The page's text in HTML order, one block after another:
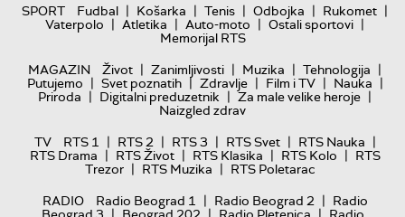
SPORT
Fudbal | Košarka | Tenis | Odbojka | Rukomet |
Vaterpolo | Atletika | Auto-moto | Ostali sportovi |
Memorijal RTS
MAGAZIN
Život | Zanimljivosti | Muzika | Tehnologija |
Putujemo | Svet poznatih | Zdravlje | Film i TV | Nauka |
Priroda | Digitalni preduzetnik | Za male velike heroje |
Naizgled zdrav
TV
RTS 1 | RTS 2 | RTS 3 | RTS Svet | RTS Nauka |
RTS Drama | RTS Život | RTS Klasika | RTS Kolo | RTS
Trezor | RTS Muzika | RTS Poletarac
RADIO
Radio Beograd 1 | Radio Beograd 2 | Radio